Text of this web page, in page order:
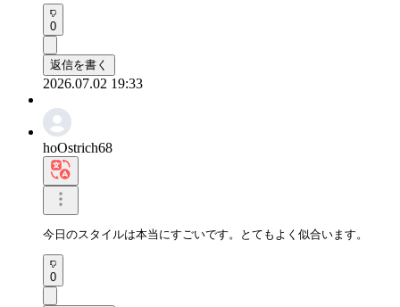
0
返信を書く
2026.07.02 19:33
hoOstrich68
今日のスタイルは本当にすごいです。とてもよく似合います。
0